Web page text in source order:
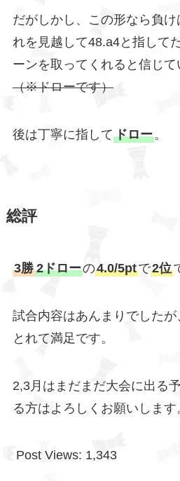
だがしかし、この形なら負
れを見越して48.a4と指して
ーンを取ってくれると信じて
（※ドローです）
後は丁寧に指してドロー。
総評
3勝 2ドローの4.0/5ptで2位
試合内容はあんまりでした
とれて満足です。
2,3月はまだまだ大会に出る
る方はよろしくお願いしま
Post Views: 1,343